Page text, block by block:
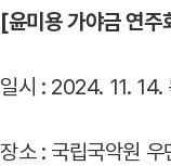
[윤미용 가야금 연
일시 : 2024. 11.
장소 : 국립국악원 우